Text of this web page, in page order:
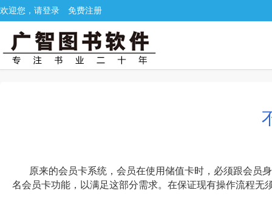
欢迎您，请登录 免费注册
原来的会员卡系统，会员在使用储值卡时，必须跟会员
名会员卡功能，以满足这部分需求。在保证现有操作流程无